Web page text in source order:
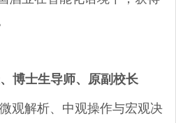
博士生导师、原副校长
观解析、中观操作与宏观决